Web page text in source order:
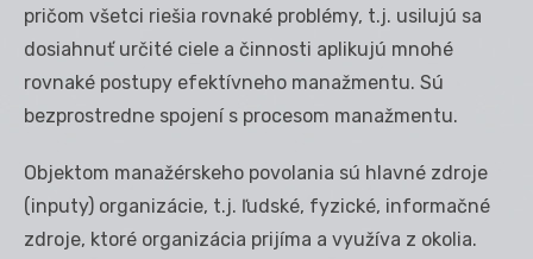
pričom všetci riešia rovnaké problémy, t.j. usilujú sa
dosiahnuť určité ciele a činnosti aplikujú mnohé
rovnaké postupy efektívneho manažmentu. Sú
bezprostredne spojení s procesom manažmentu.
Objektom manažérskeho povolania sú hlavné zdroje
(inputy) organizácie, t.j. ľudské, fyzické, informačné
zdroje, ktoré organizácia prijíma a využíva z okolia.